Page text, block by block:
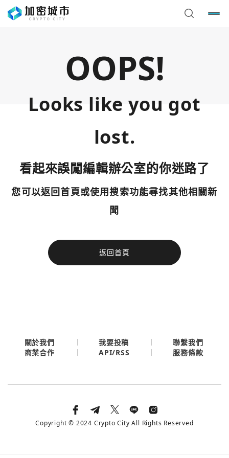
OOPS!
Looks like you got
lost.
看起來誤闖編輯辦公室的你迷路了
您可以返回首頁或使用搜索功能尋找其他相關新
聞
返回首頁
今日熱門
使用以下帳號繼續
您已閒置5分鐘，請點擊關閉按鈕或空白處，即可回到加密
今日熱門
關於我們 我要投稿
聯繫我們
商業合作
API/RSS 服務條款
Copyright © 2024 Crypto City All Rights Reserved